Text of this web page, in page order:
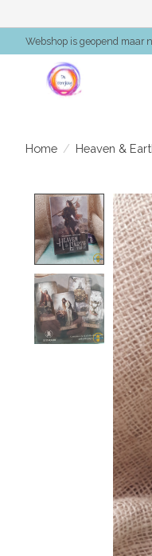
Webshop is geopend maar
Home / Heaven &